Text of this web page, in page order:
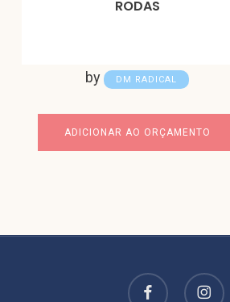
RODAS
by DM RADICAL
ADICIONAR AO ORÇAMENTO
facebook instagram